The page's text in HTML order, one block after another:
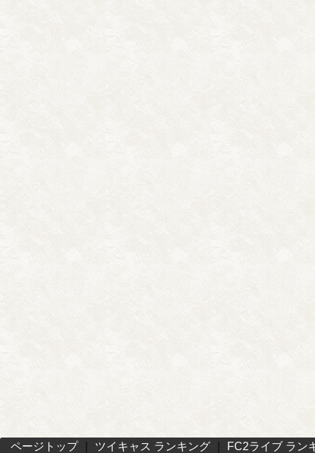
ページトップ｜ ツイキャス ランキング FC2ライブ ラン